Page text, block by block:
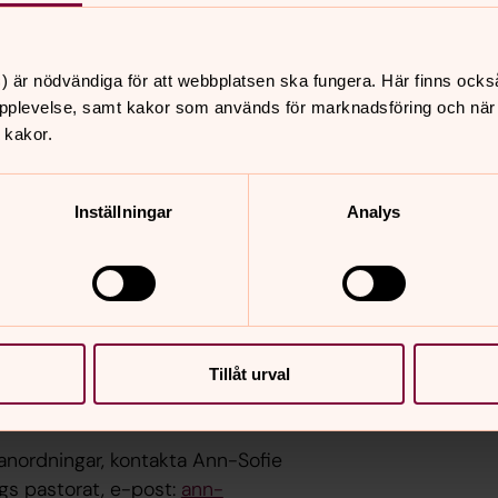
är nödvändiga för att webbplatsen ska fungera. Här finns
samt kakor som används för marknadsföring och
Inställningar Analys
Tillåt urval
TAS BORT
ska inte bevaras av
får finansiera skötsel av sådana
är möjligt kommer anordningarna att
gravanordningar som fick
i Fjärdhundra. Det rör sig
gravstenar som sedan tidigare
kontakta Ann-Sofie
pastorat, e-post: ann-